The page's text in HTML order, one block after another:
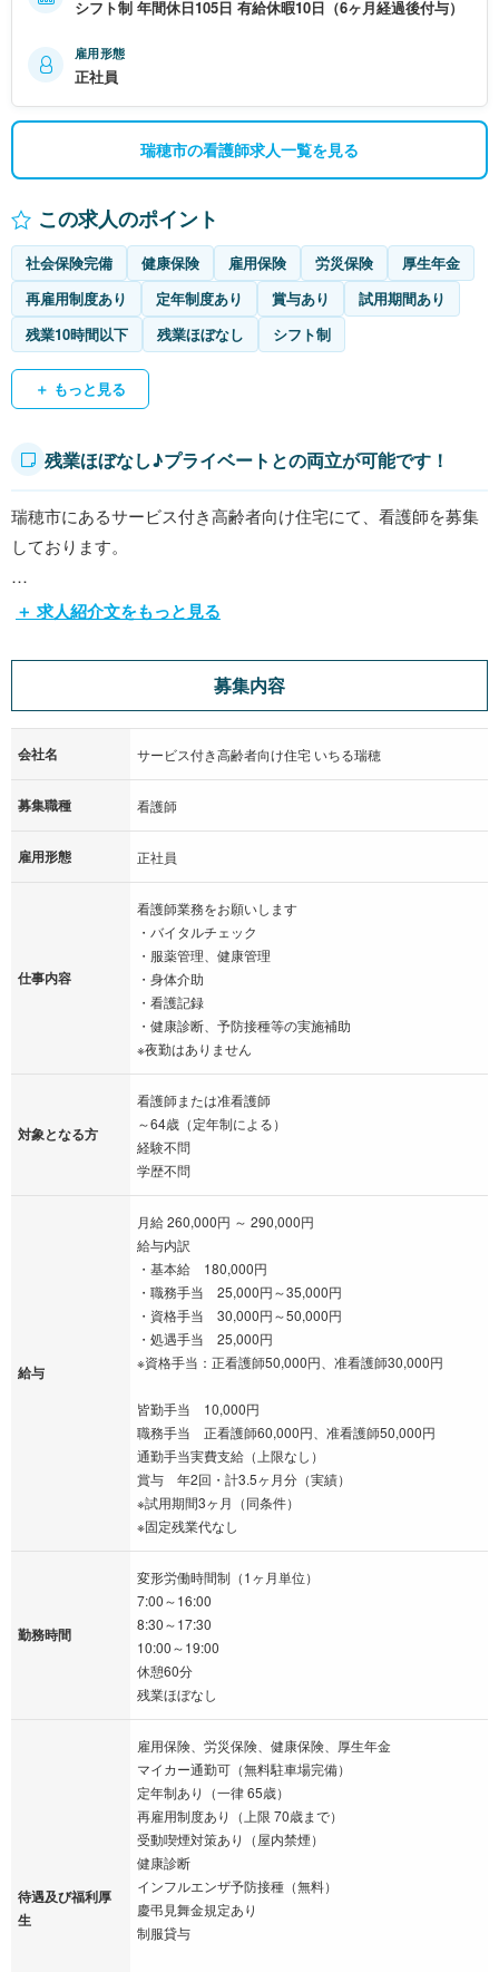
シフト制 年間休日105日 有給休暇10日（6ヶ月経過後付与）
雇用形態
正社員
瑞穂市の看護師求人一覧を見る
この求人のポイント
社会保険完備 健康保険 雇用保険 労災保険
厚生年金
再雇用制度あり
定年制度あり 賞与あり
試用期間あり
残業10時間以下
残業ほぼなし シフト制
＋ もっと見る
残業ほぼなし♪プライベートとの両立が可能です！
瑞穂市にあるサービス付き高齢者向け住宅にて、看護師を募集
しております。
いちる瑞穂の特徴
分野の専門スタッフが質の高いサービスを提供します。
・入居者様同士、会話を楽しみながらゆっくり出来るスペー
ス。時にはご家族様・ご友人様と談笑しながらご自由に過ごし
て頂ける環境を整えています。
・日々の楽しみである食事は、健康に配慮しながら四季折々の
旬の食材を使用し、和食・洋食・中華などの食事のレパートリ
ーが豊富‼ご利用者様に合わせた食事を準備しております。
・身体の自由が利きにくいご利用者様でも安心して入浴を楽し
み、心身ともにリラックスして頂けます。
職場について
・充実の教育体制で未経験の方でも安心して働ける環境です。
・仕事とプライベートを両立できる環境で、残業はほとんどあ
りません。無理なく働いて頂けます。
い方をしっかりバックアップいたします。
看護師の資格を活かして一緒に働きませんか？
＋ 求人紹介文をもっと見る
募集内容
会社名 サービス付き高齢者向け住宅 いちる瑞穂
募集職種 看護師
雇用形態 正社員
仕事内容
看護師業務をお願いします
・バイタルチェック
・服薬管理、健康管理
・身体介助
・看護記録
・健康診断、予防接種等の実施補助
※夜勤はありません
対象となる方
看護師または准看護師
～64歳（定年制による）
経験不問
学歴不問
給与
月給 260,000円 ～ 290,000円
給与内訳
・基本給 180,000円
・職務手当 25,000円～35,000円
・資格手当 30,000円～50,000円
・処遇手当 25,000円
※資格手当：正看護師50,000円、准看護師30,000円
皆勤手当 10,000円
職務手当 正看護師60,000円、准看護師50,000円
通勤手当実費支給（上限なし）
賞与 年2回・計3.5ヶ月分（実績）
※試用期間3ヶ月（同条件）
※固定残業代なし
勤務時間
変形労働時間制（1ヶ月単位）
7:00～16:00
8:30～17:30
10:00～19:00
休憩60分
残業ほぼなし
待遇及び福利厚
生
雇用保険、労災保険、健康保険、厚生年金
マイカー通勤可（無料駐車場完備）
定年制あり（一律 65歳）
再雇用制度あり（上限 70歳まで）
受動喫煙対策あり（屋内禁煙）
健康診断
インフルエンザ予防接種（無料）
慶弔見舞金規定あり
制服貸与